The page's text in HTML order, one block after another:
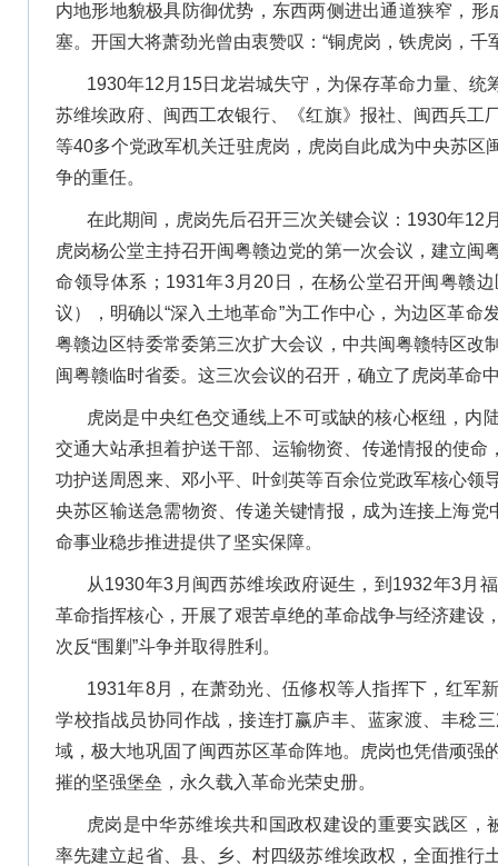
内地形地貌极具防御优势，东西两侧进出通道狭窄，形
塞。开国大将萧劲光曾由衷赞叹：“铜虎岗，铁虎岗，千
1930年12月15日龙岩城失守，为保存革命力量、统
苏维埃政府、闽西工农银行、《红旗》报社、闽西兵工
等40多个党政军机关迁驻虎岗，虎岗自此成为中央苏区
争的重任。
在此期间，虎岗先后召开三次关键会议：1930年12
虎岗杨公堂主持召开闽粤赣边党的第一次会议，建立闽
命领导体系；1931年3月20日，在杨公堂召开闽粤赣
议），明确以“深入土地革命”为工作中心，为边区革命
粤赣边区特委常委第三次扩大会议，中共闽粤赣特区改
闽粤赣临时省委。这三次会议的召开，确立了虎岗革命
虎岗是中央红色交通线上不可或缺的核心枢纽，内
交通大站承担着护送干部、运输物资、传递情报的使
功护送周恩来、邓小平、叶剑英等百余位党政军核心领
央苏区输送急需物资、传递关键情报，成为连接上海党
命事业稳步推进提供了坚实保障。
从1930年3月闽西苏维埃政府诞生，到1932年3月
革命指挥核心，开展了艰苦卓绝的革命战争与经济建设
次反“围剿”斗争并取得胜利。
1931年8月，在萧劲光、伍修权等人指挥下，红军
学校指战员协同作战，接连打赢庐丰、蓝家渡、丰稔
域，极大地巩固了闽西苏区革命阵地。虎岗也凭借顽强
摧的坚强堡垒，永久载入革命光荣史册。
虎岗是中华苏维埃共和国政权建设的重要实践区，
率先建立起省、县、乡、村四级苏维埃政权，全面推行